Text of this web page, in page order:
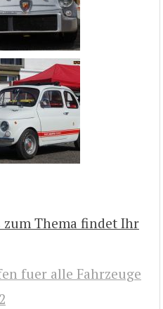
Thema findet Ihr
fuer alle Fahrzeuge